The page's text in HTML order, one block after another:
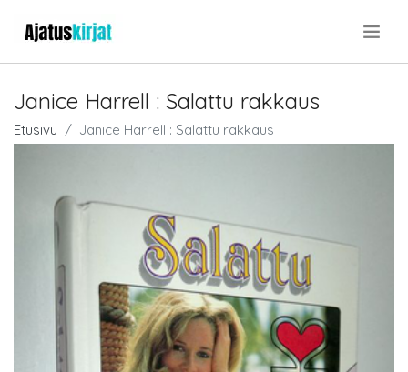
Janice Harrell : Salattu rakkaus
Etusivu Janice Harrell : Salattu rakkaus